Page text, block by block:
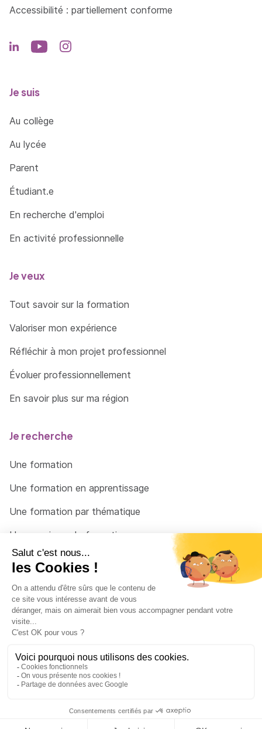
Accessibilité : partiellement conforme
Je suis
Au collège
Au lycée
Parent
Étudiant.e
En recherche d'emploi
En activité professionnelle
Je veux
Tout savoir sur la formation
Valoriser mon expérience
Réfléchir à mon projet professionnel
Évoluer professionnellement
En savoir plus sur ma région
Je recherche
Une formation
Une formation en apprentissage
Une formation par thématique
Un organisme de formation
Un conseiller
Une solution pour raccrocher
© 2026 - Côté Formations - par Via Compétences
Menu Pied de page
Mentions Légales
Politique de confidentialité